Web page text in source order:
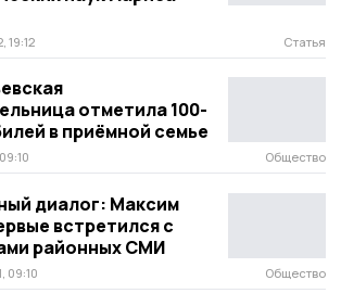
19:12 Статья
отметила 100-
в приёмной семье
Общество
диалог: Максим
встретился с
районных СМИ
09:10 Общество